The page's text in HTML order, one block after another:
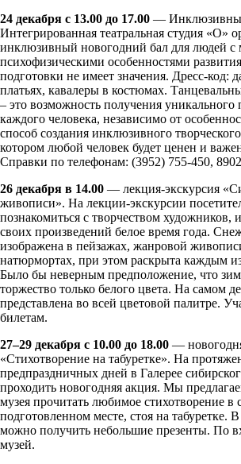
24 декабря с 13.00 до 17.00 —
Интегрированная театральная студия «О»
инклюзивный новогодний бал для людей с
психофизическими особенностями
подготовки не имеет значения. Дресс-код:
платьях, кавалеры в костюмах.
– это возможность получения
каждого человека, независимо от
способ создания инклюзивного
котором любой человек будет ценен и
Справки по телефонам: (3952) 755-450,
26 декабря в 14.00 — лекция-экскурсия
живописи». На лекции-экскурсии
познакомиться с творчеством художников,
своих произведений белое время года.
изображена в пейзажах, жанровой
натюрмортах, при этом раскрыта каждым
Было бы неверным предположение, что
торжество только белого цвета. На самом
представлена во всей цветовой палитре.
билетам.
27–29 декабря с 10.00 до 18.00 —
«Стихотворение на табуретке». На
предпраздничных дней в Галерее
проходить новогодняя акция. Мы
музея прочитать любимое стихотворение в
подготовленном месте, стоя на табуретке.
можно получить небольшие презенты. По
музей.